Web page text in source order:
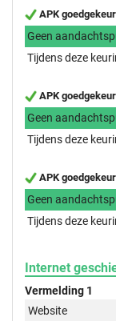
APK
Geen
Tijdens deze
APK
Geen
Tijdens deze
APK
Geen
Tijdens deze
Internet
Vermelding 1
Website